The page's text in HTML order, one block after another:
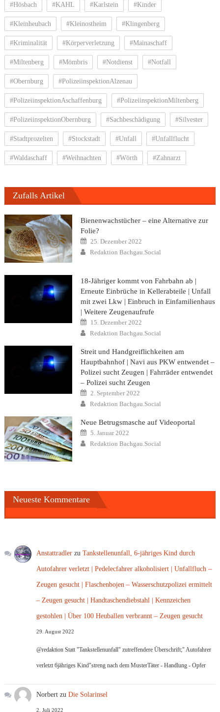
#Hösbach #KAHL #Karlstein #Kinder
#Kleinheubach #Kleinostheim #Klingenberg
#Kriminalität #Körperverletzung #Mainaschaff
#Miltenberg #Mömbris #Notdienst #Notfall
#Obernburg #PolizeiinspektionAlzenau
#PolizeiinspektionAschaffenburg #PolizeiinspektionMiltenberg
#PolizeiinspektionObernburg #Sachbeschädigung #Silvester
#Stadtprozelten #Stockstadt #Unfall #Unfallflucht
#Waldaschaff #Weihnachten #Wörth #Zahnarzt
Zufalls Artikel
Bienenwachstücher – eine Alternative zur
Folie?
Posted
on
25. Dezember 2022
Author
Redaktion Bachgau.Social
18-Jähriger kommt von Fahrbahn ab |
Erneute Einbrüche in Kellerabteile | Unfall
mit zwei Lkw | Einbruch in Einfamilienhaus
| Weitere Zeugenaufrufe
Posted
on
15. Dezember 2022
Author
Redaktion Bachgau.Social
Streit und Handgreiflichkeiten am
Hauptbahnhof | Navi aus PKW entwendet –
Polizei sucht Zeugen | Fahrräder entwendet
– Polizei sucht Zeugen
Posted
on
2. September 2022
Author
Redaktion Bachgau.Social
Neue Betrugsmasche auf Videoportal
Posted
on
5. Januar 2022
Author
Redaktion Bachgau.Social
Neueste Kommentare
Anstattradler zuTankstellenunfall, 6-jähriges Kind durch
Autofahrer verletzt | Pedelecfahrer alkoholisiert | Unfallfluch –
Zeugen gesucht | Flaschenbojen – Wasserschutzpolizei ermittelt
– Zeugen gesucht | Handtaschendiebstahl | Kennzeichen
gestohlen | Über 100 Heuballen verbrannt – Zeugen gesucht
29. August 2022
@redaktion Statt "Tankstellenunfall" zutreffendere Überschrift;" Autofahrer
verletzt 6jähriges Kind"streng nach dem MusterTäter - Handlung - Opfer
Norbert zuDie Solarinsel
2. Juli 2022